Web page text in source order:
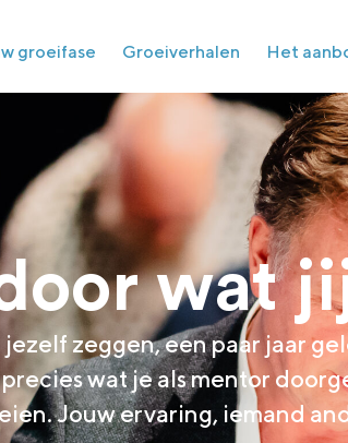
groeifase Groeiverhalen Het
wat
zeggen, een paar jaar
wat je als mentor
Jouw ervaring, iemand